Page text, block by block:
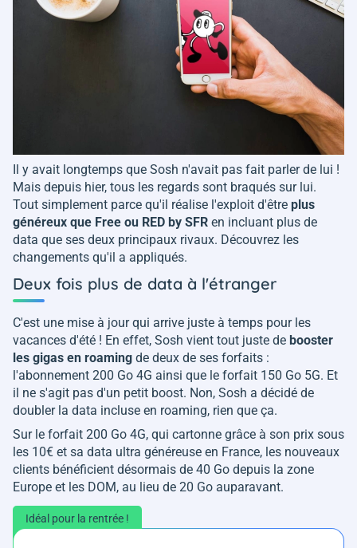
Il y avait longtemps que Sosh n'avait pas fait parler de lui !
Mais depuis hier, tous les regards sont braqués sur lui.
Tout simplement parce qu'il réalise l'exploit d'être plus
généreux que Free ou RED by SFR en incluant plus de
data que ses deux principaux rivaux. Découvrez les
changements qu'il a appliqués.
Deux fois plus de data à l'étranger
C'est une mise à jour qui arrive juste à temps pour les
vacances d'été ! En effet, Sosh vient tout juste de booster
les gigas en roaming de deux de ses forfaits :
l'abonnement 200 Go 4G ainsi que le forfait 150 Go 5G. Et
il ne s'agit pas d'un petit boost. Non, Sosh a décidé de
doubler la data incluse en roaming, rien que ça.
Sur le forfait 200 Go 4G, qui cartonne grâce à son prix sous
les 10€ et sa data ultra généreuse en France, les nouveaux
clients bénéficient désormais de 40 Go depuis la zone
Europe et les DOM, au lieu de 20 Go auparavant.
Idéal pour la rentrée !